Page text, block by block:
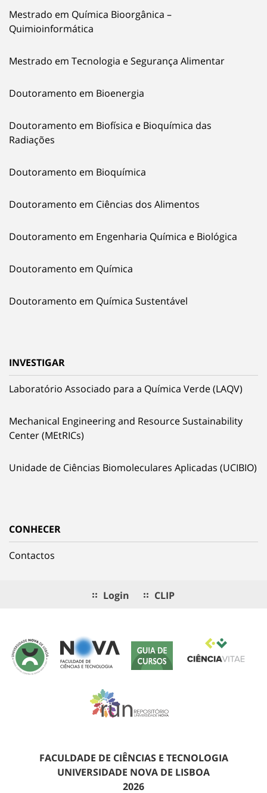
Mestrado em Química Bioorgânica –
Quimioinformática
Mestrado em Tecnologia e Segurança Alimentar
Doutoramento em Bioenergia
Doutoramento em Biofísica e Bioquímica das
Radiações
Doutoramento em Bioquímica
Doutoramento em Ciências dos Alimentos
Doutoramento em Engenharia Química e Biológica
Doutoramento em Química
Doutoramento em Química Sustentável
INVESTIGAR
Laboratório Associado para a Química Verde (LAQV)
Mechanical Engineering and Resource Sustainability
Center (MEtRICs)
Unidade de Ciências Biomoleculares Aplicadas (UCIBIO)
CONHECER
Contactos
Login CLIP
FACULDADE DE CIÊNCIAS E TECNOLOGIA
UNIVERSIDADE NOVA DE LISBOA
2026